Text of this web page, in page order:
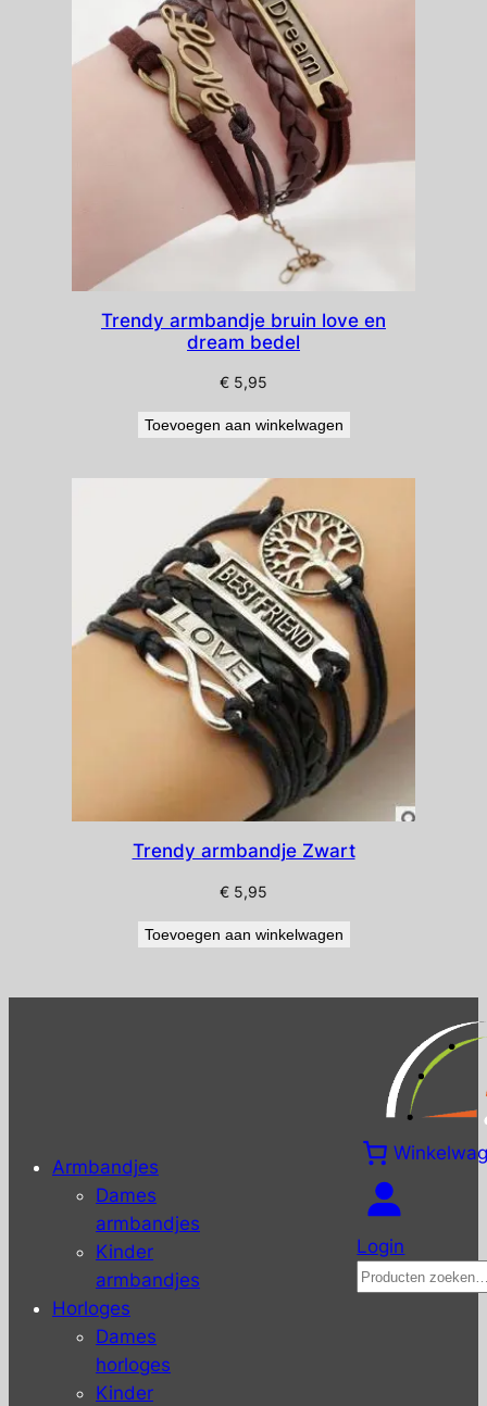
Trendy armbandje bruin love en
dream bedel
€ 5,95
Toevoegen aan winkelwagen
Trendy armbandje Zwart
€ 5,95
Toevoegen aan winkelwagen
Armbandjes
Dames
armbandjes
Kinder
armbandjes
Horloges
Dames
horloges
Kinder
Login
Zoeken